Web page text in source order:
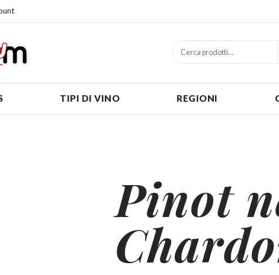
TIPI DI VINO REGIONI
Pinot